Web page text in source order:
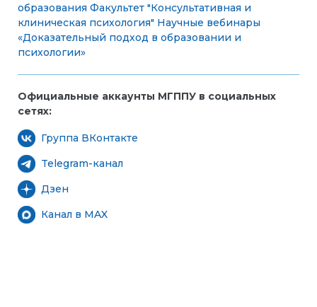
образования Факультет "Консультативная и
клиническая психология" Научные вебинары
«Доказательный подход в образовании и
психологии»
Официальные аккаунты МГППУ в социальных
сетях:
Группа ВКонтакте
Telegram-канал
Дзен
Канал в MAX